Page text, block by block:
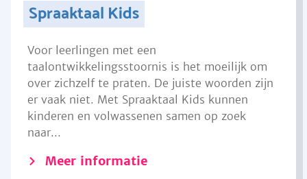
Spraaktaal Kids
Voor leerlingen met een
taalontwikkelingsstoornis is het moeilijk om
over zichzelf te praten. De juiste woorden zijn
er vaak niet. Met Spraaktaal Kids kunnen
kinderen en volwassenen samen op zoek
naar...
Meer informatie